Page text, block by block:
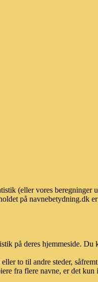
(eller vores
på navnebetydning.dk
på deres hjemmeside.
to til andre steder,
fra flere navne, er det